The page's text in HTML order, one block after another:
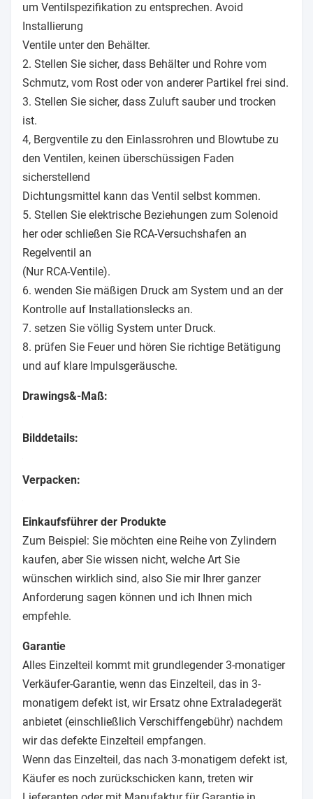
um Ventilspezifikation zu entsprechen. Avoid
Installierung
Ventile unter den Behälter.
2. Stellen Sie sicher, dass Behälter und Rohre vom
Schmutz, vom Rost oder von anderer Partikel frei sind.
3. Stellen Sie sicher, dass Zuluft sauber und trocken
ist.
4, Bergventile zu den Einlassrohren und Blowtube zu
den Ventilen, keinen überschüssigen Faden
sicherstellend
Dichtungsmittel kann das Ventil selbst kommen.
5. Stellen Sie elektrische Beziehungen zum Solenoid
her oder schließen Sie RCA-Versuchshafen an
Regelventil an
(Nur RCA-Ventile).
6. wenden Sie mäßigen Druck am System und an der
Kontrolle auf Installationslecks an.
7. setzen Sie völlig System unter Druck.
8. prüfen Sie Feuer und hören Sie richtige Betätigung
und auf klare Impulsgeräusche.
Drawings&-Maß:
Bilddetails:
Verpacken:
Einkaufsführer der Produkte
Zum Beispiel: Sie möchten eine Reihe von Zylindern
kaufen, aber Sie wissen nicht, welche Art Sie
wünschen wirklich sind, also Sie mir Ihrer ganzer
Anforderung sagen können und ich Ihnen mich
empfehle.
Garantie
Alles Einzelteil kommt mit grundlegender 3-monatiger
Verkäufer-Garantie, wenn das Einzelteil, das in 3-
monatigem defekt ist, wir Ersatz ohne Extraladegerät
anbietet (einschließlich Verschiffengebühr) nachdem
wir das defekte Einzelteil empfangen.
Wenn das Einzelteil, das nach 3-monatigem defekt ist,
Käufer es noch zurückschicken kann, treten wir